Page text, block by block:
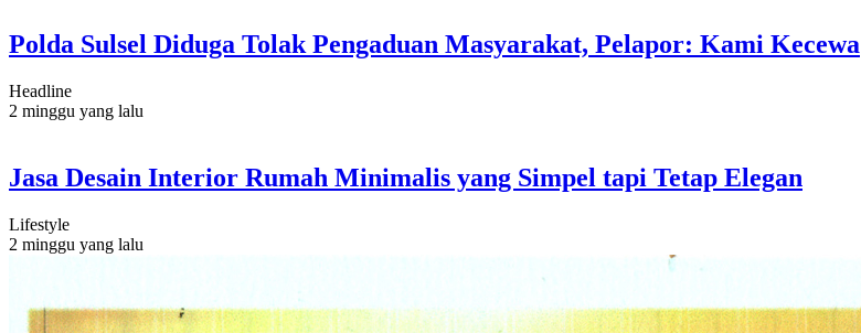
Polda Sulsel Diduga Tolak Pengaduan Masyarakat, Pelapor: Kami Kecewa
Headline
2 minggu yang lalu
Jasa Desain Interior Rumah Minimalis yang Simpel tapi Tetap Elegan
Lifestyle
2 minggu yang lalu